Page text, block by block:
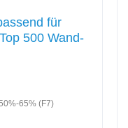
für
500 Wand-
65% (F7)